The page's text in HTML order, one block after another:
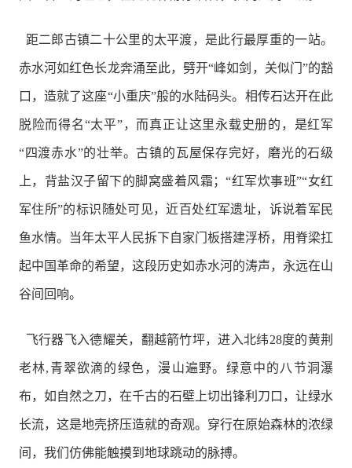
距二郎古镇二十公里的太平渡，是此行最厚重的一站。
赤水河如红色长龙奔涌至此，劈开“峰如剑，关似门”的豁
口，造就了这座“小重庆”般的水陆码头。相传石达开在此
脱险而得名“太平”，而真正让这里永载史册的，是红军
“四渡赤水”的壮举。古镇的瓦屋保存完好，磨光的石级
上，背盐汉子留下的脚窝盛着风霜；“红军炊事班”“女红
军住所”的标识随处可见，近百处红军遗址，诉说着军民
鱼水情。当年太平人民拆下自家门板搭建浮桥，用脊梁扛
起中国革命的希望，这段历史如赤水河的涛声，永远在山
谷间回响。
飞行器飞入德耀关，翻越箭竹坪，进入北纬28度的黄荆
老林,青翠欲滴的绿色，漫山遍野。绿意中的八节洞瀑
布，如自然之刀，在千古的石壁上切出锋利刀口，让绿水
长流，这是地壳挤压造就的奇观。穿行在原始森林的浓绿
间，我们仿佛能触摸到地球跳动的脉搏。